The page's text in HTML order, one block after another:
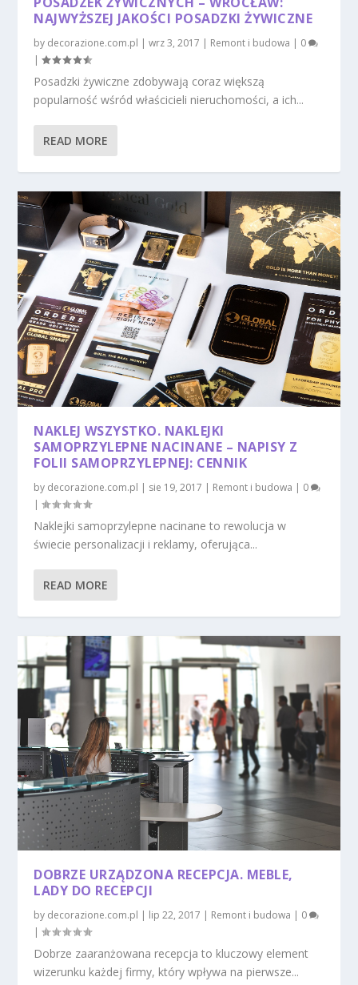
NAJWYŻSZEJ JAKOŚCI POSADZKI ŻYWICZNE
by decorazione.com.pl |wrz 3, 2017 | Remont i budowa | 0
|
Posadzki żywiczne zdobywają coraz większą
popularność wśród właścicieli nieruchomości, a ich...
READ MORE
NAKLEJ WSZYSTKO. NAKLEJKI
SAMOPRZYLEPNE NACINANE – NAPISY Z
FOLII SAMOPRZYLEPNEJ: CENNIK
by decorazione.com.pl | sie 19, 2017 | Remont i budowa | 0
|
Naklejki samoprzylepne nacinane to rewolucja w
świecie personalizacji i reklamy, oferująca...
READ MORE
DOBRZE URZĄDZONA RECEPCJA. MEBLE,
LADY DO RECEPCJI
by decorazione.com.pl | lip 22, 2017 | Remont i budowa | 0
|
Dobrze zaaranżowana recepcja to kluczowy element
wizerunku każdej firmy, który wpływa na pierwsze...